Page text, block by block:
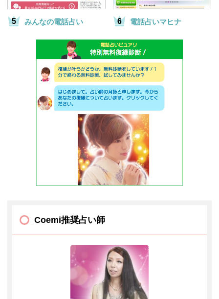
みんなの電話占い 電話占いマヒナ
Coemi推奨占い師